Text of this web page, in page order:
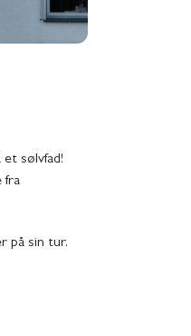
sølvfad!
fra
på sin tur.